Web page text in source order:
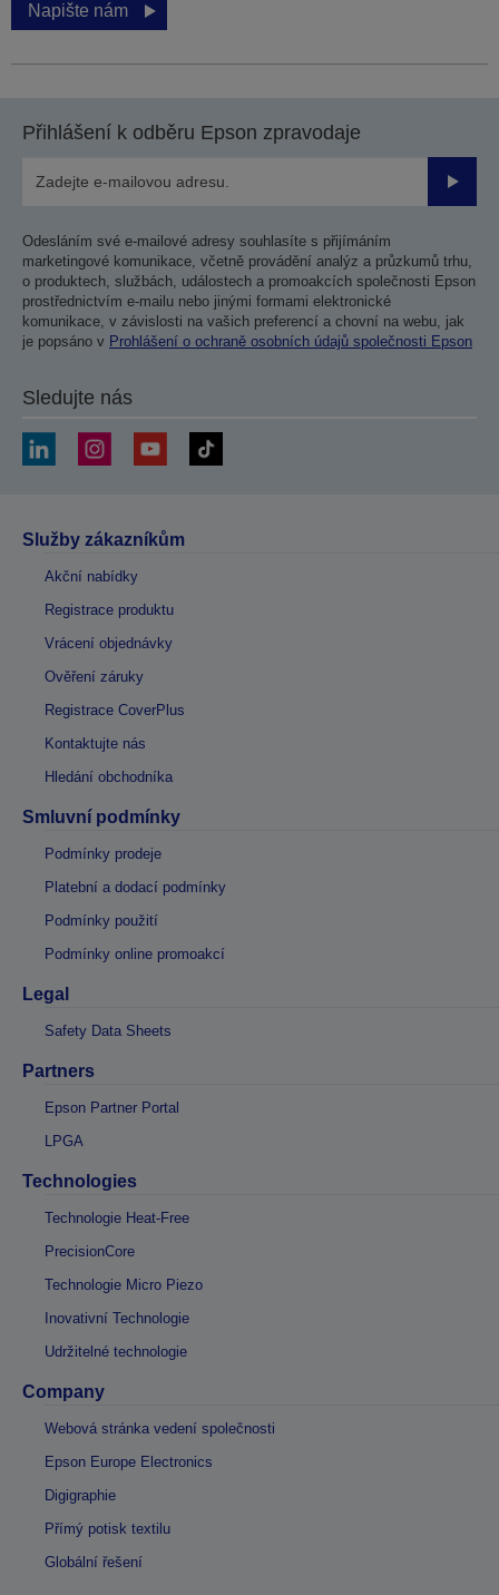
Napište nám
Přihlášení k odběru Epson zpravodaje
Odesláním své e-mailové adresy souhlasíte s přijímáním
marketingové komunikace, včetně provádění analýz a průzkumů trhu,
o produktech, službách, událostech a promoakcích společnosti Epson
prostřednictvím e-mailu nebo jinými formami elektronické
komunikace, v závislosti na vašich preferencí a chovní na webu, jak
je popsáno v Prohlášení o ochraně osobních údajů společnosti Epson
Sledujte nás
Služby zákazníkům
Akční nabídky
Registrace produktu
Vrácení objednávky
Ověření záruky
Registrace CoverPlus
Kontaktujte nás
Hledání obchodníka
Smluvní podmínky
Podmínky prodeje
Platební a dodací podmínky
Podmínky použití
Podmínky online promoakcí
Legal
Safety Data Sheets
Partners
Epson Partner Portal
LPGA
Technologies
Technologie Heat-Free
PrecisionCore
Technologie Micro Piezo
Inovativní Technologie
Udržitelné technologie
Company
Webová stránka vedení společnosti
Epson Europe Electronics
Digigraphie
Přímý potisk textilu
Globální řešení